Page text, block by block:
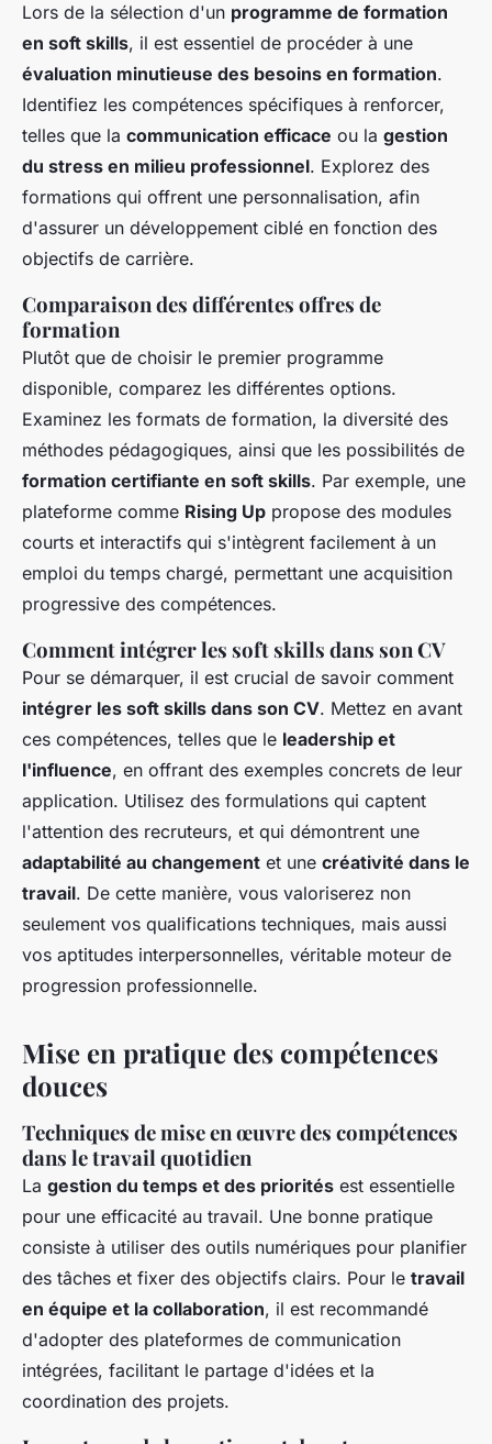
Lors de la sélection d'un programme de formation
en soft skills, il est essentiel de procéder à une
évaluation minutieuse des besoins en formation.
Identifiez les compétences spécifiques à renforcer,
telles que la communication efficace ou la gestion
du stress en milieu professionnel. Explorez des
formations qui offrent une personnalisation, afin
d'assurer un développement ciblé en fonction des
objectifs de carrière.
Comparaison des différentes offres de
formation
Plutôt que de choisir le premier programme
disponible, comparez les différentes options.
Examinez les formats de formation, la diversité des
méthodes pédagogiques, ainsi que les possibilités de
formation certifiante en soft skills. Par exemple, une
plateforme comme Rising Up propose des modules
courts et interactifs qui s'intègrent facilement à un
emploi du temps chargé, permettant une acquisition
progressive des compétences.
Comment intégrer les soft skills dans son CV
Pour se démarquer, il est crucial de savoir comment
intégrer les soft skills dans son CV. Mettez en avant
ces compétences, telles que le leadership et
l'influence, en offrant des exemples concrets de leur
application. Utilisez des formulations qui captent
l'attention des recruteurs, et qui démontrent une
adaptabilité au changement et une créativité dans le
travail. De cette manière, vous valoriserez non
seulement vos qualifications techniques, mais aussi
vos aptitudes interpersonnelles, véritable moteur de
progression professionnelle.
Mise en pratique des compétences
douces
Techniques de mise en œuvre des compétences
dans le travail quotidien
La gestion du temps et des priorités est essentielle
pour une efficacité au travail. Une bonne pratique
consiste à utiliser des outils numériques pour planifier
des tâches et fixer des objectifs clairs. Pour le travail
en équipe et la collaboration, il est recommandé
d'adopter des plateformes de communication
intégrées, facilitant le partage d'idées et la
coordination des projets.